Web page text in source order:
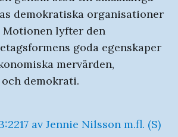
demokratiska organisationer
Motionen lyfter den
goda egenskaper
mervärden,
demokrati.
av Jennie Nilsson m.fl. (S)